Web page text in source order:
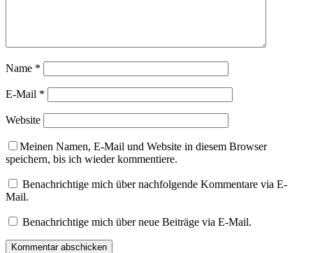
Name *
E-Mail *
Website
Meinen Namen, E-Mail und Website in diesem Browser
speichern, bis ich wieder kommentiere.
Benachrichtige mich über nachfolgende Kommentare via E-
Mail.
Benachrichtige mich über neue Beiträge via E-Mail.